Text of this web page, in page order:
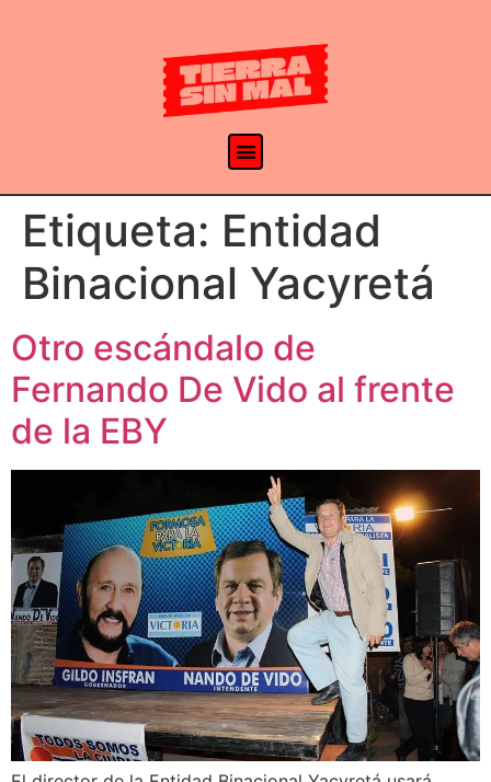
Etiqueta: Entidad
Binacional Yacyretá
Otro escándalo de
Fernando De Vido al frente
de la EBY